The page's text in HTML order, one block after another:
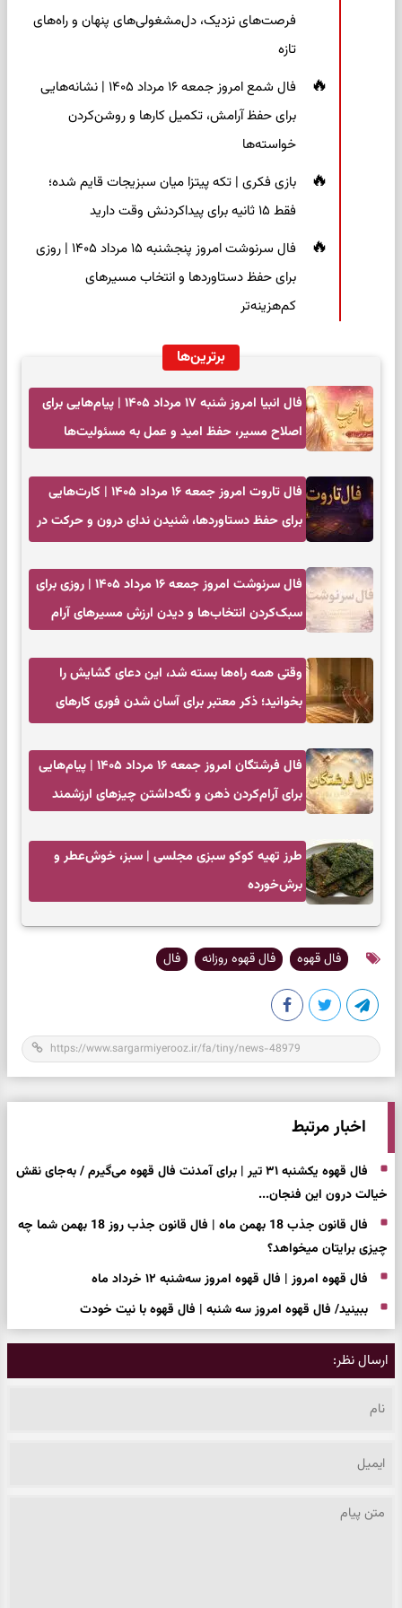
فرصت‌های نزدیک، دل‌مشغولی‌های پنهان و راه‌های
تازه
فال شمع امروز جمعه ۱۶ مرداد ۱۴۰۵ | نشانه‌هایی
برای حفظ آرامش، تکمیل کارها و روشن‌کردن
خواسته‌ها
بازی فکری | تکه پیتزا میان سبزیجات قایم شده؛
فقط ۱۵ ثانیه برای پیداکردنش وقت دارید
فال سرنوشت امروز پنجشنبه ۱۵ مرداد ۱۴۰۵ | روزی
برای حفظ دستاوردها و انتخاب مسیرهای
کم‌هزینه‌تر
برترین‌ها
فال انبیا امروز شنبه ۱۷ مرداد ۱۴۰۵ | پیام‌هایی برای
اصلاح مسیر، حفظ امید و عمل به مسئولیت‌ها
فال تاروت امروز جمعه ۱۶ مرداد ۱۴۰۵ | کارت‌هایی
برای حفظ دستاوردها، شنیدن ندای درون و حرکت در
فال سرنوشت امروز جمعه ۱۶ مرداد ۱۴۰۵ | روزی برای
سبک‌کردن انتخاب‌ها و دیدن ارزش مسیرهای آرام
وقتی همه راه‌ها بسته شد، این دعای گشایش را
بخوانید؛ ذکر معتبر برای آسان شدن فوری کارهای
فال فرشتگان امروز جمعه ۱۶ مرداد ۱۴۰۵ | پیام‌هایی
برای آرام‌کردن ذهن و نگه‌داشتن چیزهای ارزشمند
طرز تهیه کوکو سبزی مجلسی | سبز، خوش‌عطر و
برش‌خورده
فال قهوه فال قهوه روزانه فال
اخبار مرتبط
فال قهوه یکشنبه ۳۱ تیر | برای آمدنت فال قهوه می‌گیرم / به‌جای نقش
خیالت درون این فنجان...
فال قانون جذب 18 بهمن ماه | فال قانون جذب روز 18 بهمن شما چه
چیزی برایتان میخواهد؟
فال قهوه امروز | فال قهوه امروز سه‌شنبه ۱۲ خرداد ماه
ببینید/ فال قهوه امروز سه شنبه | فال قهوه با نیت خودت
ارسال نظر: